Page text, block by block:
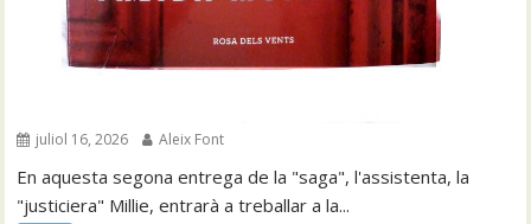
juliol 16, 2026 Aleix Font
En aquesta segona entrega de la "saga", l'assistenta, la
"justiciera" Millie, entrarà a treballar a la...